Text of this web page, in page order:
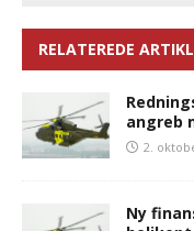
RELATEREDE
angreb
2.
Ny